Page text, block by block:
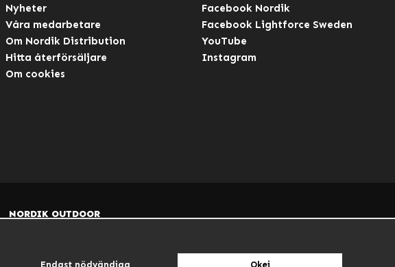
Nyheter
Våra medarbetare
Om Nordik Distribution
Hitta återförsäljare
Om cookies
Facebook Nordik
Facebook Lightforce Sweden
YouTube
Instagram
NORDIK OUTDOOR
Endast nödvändiga Okej